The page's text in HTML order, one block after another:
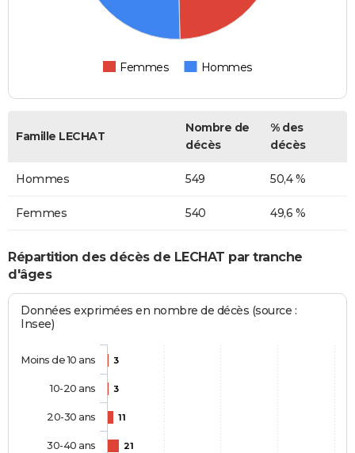
Femmes Hommes
Famille LECHAT
Nombre de
décès
% des
décès
Hommes 549 50,4 %
Femmes 540 49,6 %
Répartition des décès de LECHAT par tranche
d'âges
Données exprimées en nombre de décès (source :
Insee)
3
3
11
21
Moins de 10 ans
10-20 ans
20-30 ans
30-40 ans